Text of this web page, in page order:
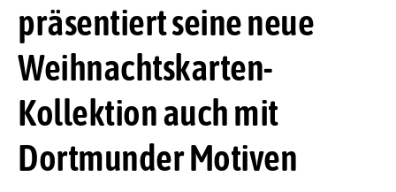
präsentiert seine neue
Weihnachtskarten-
Kollektion auch mit
Dortmunder Motiven